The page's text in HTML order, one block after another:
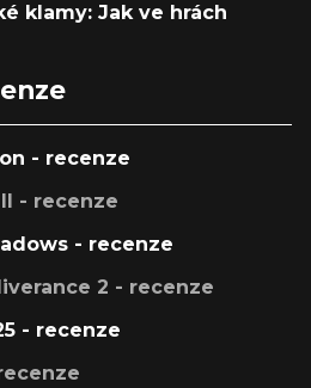
klamy: Jak ve hrách
- recenze
- recenze
- recenze
2 - recenze
- recenze